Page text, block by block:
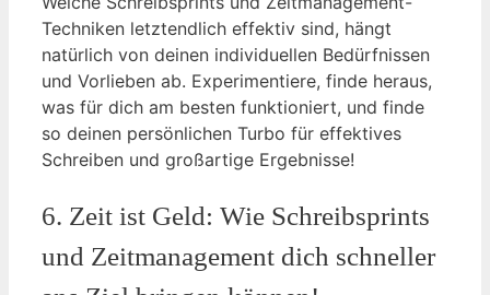
Techniken letztendlich‍ effektiv sind, hängt
natürlich von deinen ⁤individuellen Bedürfnissen
und​ Vorlieben ab. Experimentiere, finde heraus,
was für dich am besten ‌funktioniert, und finde
so deinen persönlichen Turbo für effektives
Schreiben und ‍großartige Ergebnisse!
6. Zeit ist Geld: Wie Schreibsprints
und Zeitmanagement dich⁢ schneller